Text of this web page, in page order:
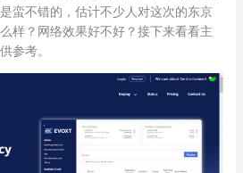
蛮不错的，估计不少人对这次的东京
样？网络效果好不好？接下来看看主
参考。